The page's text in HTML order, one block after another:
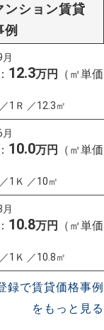
ンション賃貸
例
12.3万円
（㎡単価
1Ｒ ／12.3㎡
10.0万円
（㎡単価
1Ｋ ／10㎡
10.8万円
（㎡単価
1Ｋ ／10.8㎡
録で賃貸価格事例
をもっと見る